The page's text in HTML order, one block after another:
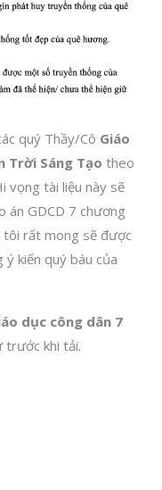
quý Thầy/Cô Giáo
Trời Sáng Tạo theo
vọng tài liệu này sẽ
án GDCD 7 chương
tôi rất mong sẽ được
kiến quý báu của
dục công dân 7
trước khi tải.